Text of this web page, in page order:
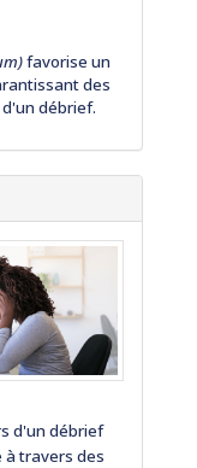
favorise un
des
débrief.
d'un débrief
à travers des